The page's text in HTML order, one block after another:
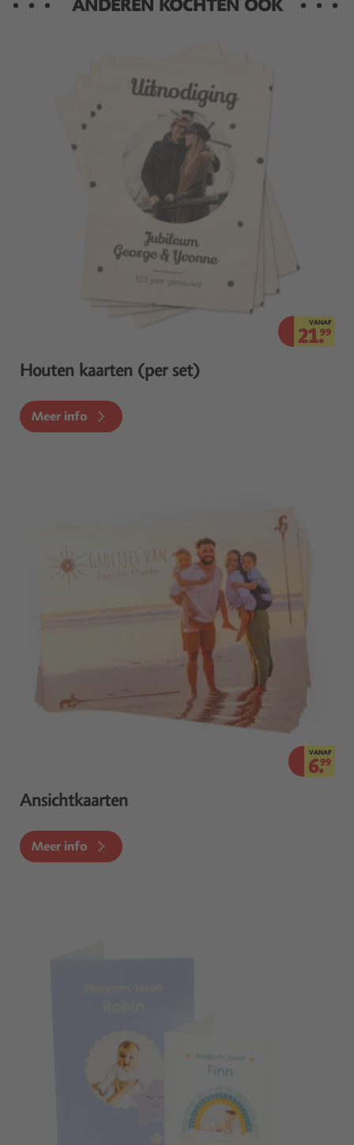
ANDEREN KOCHTEN OOK
VANAF
21.99
Houten kaarten (per set)
Meer info
VANAF
6.99
Ansichtkaarten
Meer info